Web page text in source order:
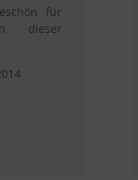
für
dieser